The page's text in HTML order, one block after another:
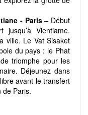
- Paris– Début
Vientiame.
ville. Le Vat Sisaket
du pays : le Phat
triomphe pour les
Déjeunez dans
avant le transfert
de Paris.